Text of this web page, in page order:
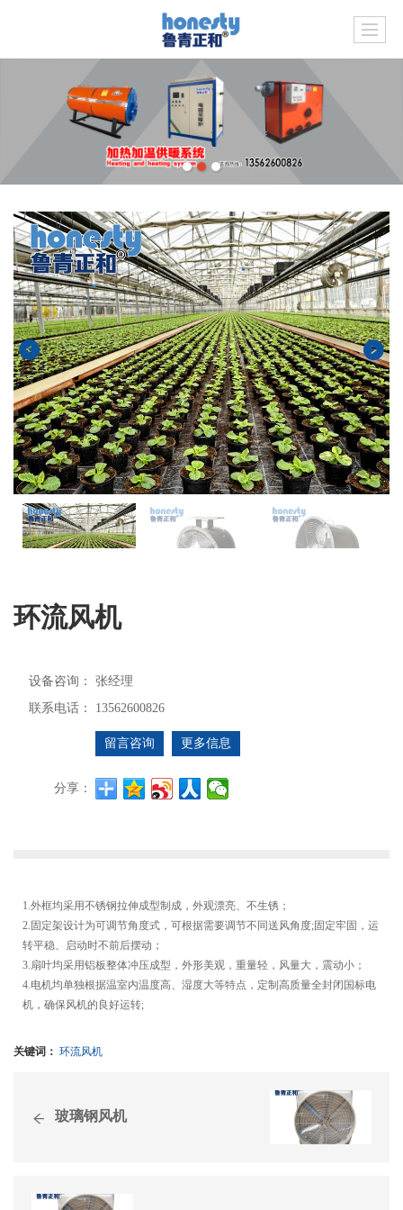
环流风机
设备咨询：
张经理
联系电话：
13562600826
留言咨询 更多信息
分享：
1.外框均采用不锈钢拉伸成型制成，外观漂亮、不生锈；
2.固定架设计为可调节角度式，可根据需要调节不同送风角度;固定牢固，运
转平稳、启动时不前后摆动；
3.扇叶均采用铝板整体冲压成型，外形美观，重量轻，风量大，震动小；
4.电机均单独根据温室内温度高、湿度大等特点，定制高质量全封闭国标电
机，确保风机的良好运转;
关键词： 环流风机
玻璃钢风机